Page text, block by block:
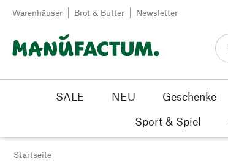
Zum Inhalt springen
Warenhäuser Brot & Butter Newsletter
SALE NEU Geschenke
Sport & Spiel
Startseite